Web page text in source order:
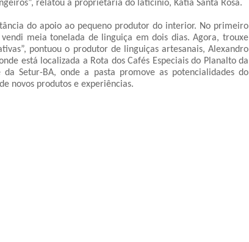
relatou a proprietária do laticínio, Kátia Santa Rosa.
do apoio ao pequeno produtor do interior. No primeiro
meia tonelada de linguiça em dois dias. Agora, trouxe
pontuou o produtor de linguiças artesanais, Alexandro
está localizada a Rota dos Cafés Especiais do Planalto da
Setur-BA, onde a pasta promove as potencialidades do
novos produtos e experiências.